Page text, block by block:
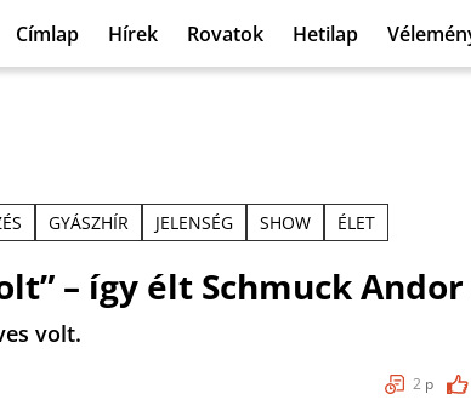
Címlap Hírek Rovatok Hetilap
GYÁSZHÍR JELENSÉG SHOW ÉLET
– így élt Schmuck Andor
volt.
2 p